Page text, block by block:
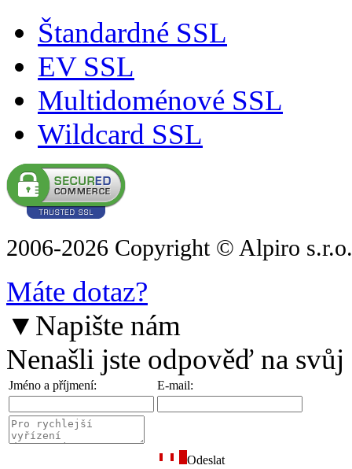
Štandardné SSL
EV SSL
Multidoménové SSL
Wildcard SSL
2006-2026 Copyright © Alpiro
Máte dotaz?
▼ Napište nám
Nenašli jste odpověď na
Jméno a příjmení: E-mail:
Odeslat